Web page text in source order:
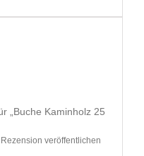
„Buche Kaminholz 25
veröffentlichen